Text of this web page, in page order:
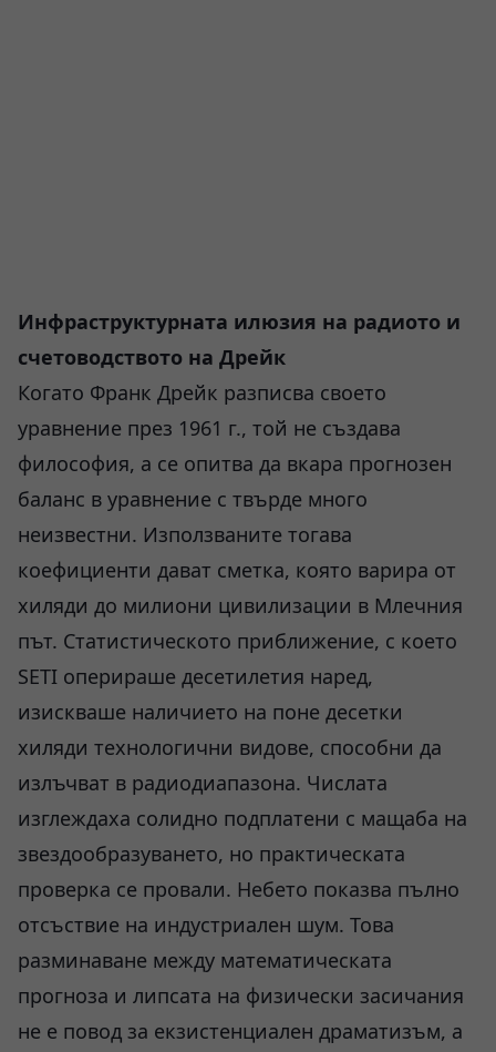
Инфраструктурната илюзия на радиото и
счетоводството на Дрейк
Когато Франк Дрейк разписва своето
уравнение през 1961 г., той не създава
философия, а се опитва да вкара прогнозен
баланс в уравнение с твърде много
неизвестни. Използваните тогава
коефициенти дават сметка, която варира от
хиляди до милиони цивилизации в Млечния
път. Статистическото приближение, с което
SETI оперираше десетилетия наред,
изискваше наличието на поне десетки
хиляди технологични видове, способни да
излъчват в радиодиапазона. Числата
изглеждаха солидно подплатени с мащаба на
звездообразуването, но практическата
проверка се провали. Небето показва пълно
отсъствие на индустриален шум. Това
разминаване между математическата
прогноза и липсата на физически засичания
не е повод за екзистенциален драматизъм, а